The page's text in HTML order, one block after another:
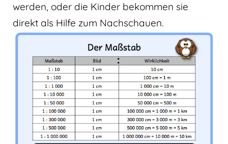
werden, oder die Kinder bekommen sie
direkt als Hilfe zum Nachschauen.